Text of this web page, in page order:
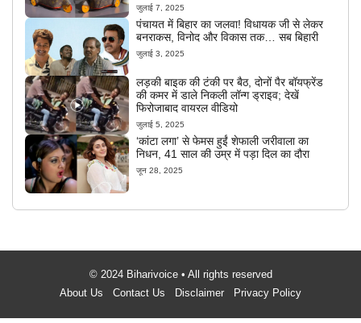
जुलाई 7, 2025
पंचायत में बिहार का जलवा! विधायक जी से लेकर
बनराकस, विनोद और विकास तक… सब बिहारी
जुलाई 3, 2025
लड़की बाइक की टंकी पर बैठ, दोनों पैर बॉयफ्रेंड
की कमर में डाले निकली लॉन्ग ड्राइव; देखें
फिरोजाबाद वायरल वीडियो
जुलाई 5, 2025
‘कांटा लगा’ से फेमस हुईं शेफाली जरीवाला का
निधन, 41 साल की उम्र में पड़ा दिल का दौरा
जून 28, 2025
© 2024 Biharivoice • All rights reserved
About Us
Contact Us Disclaimer Privacy Policy